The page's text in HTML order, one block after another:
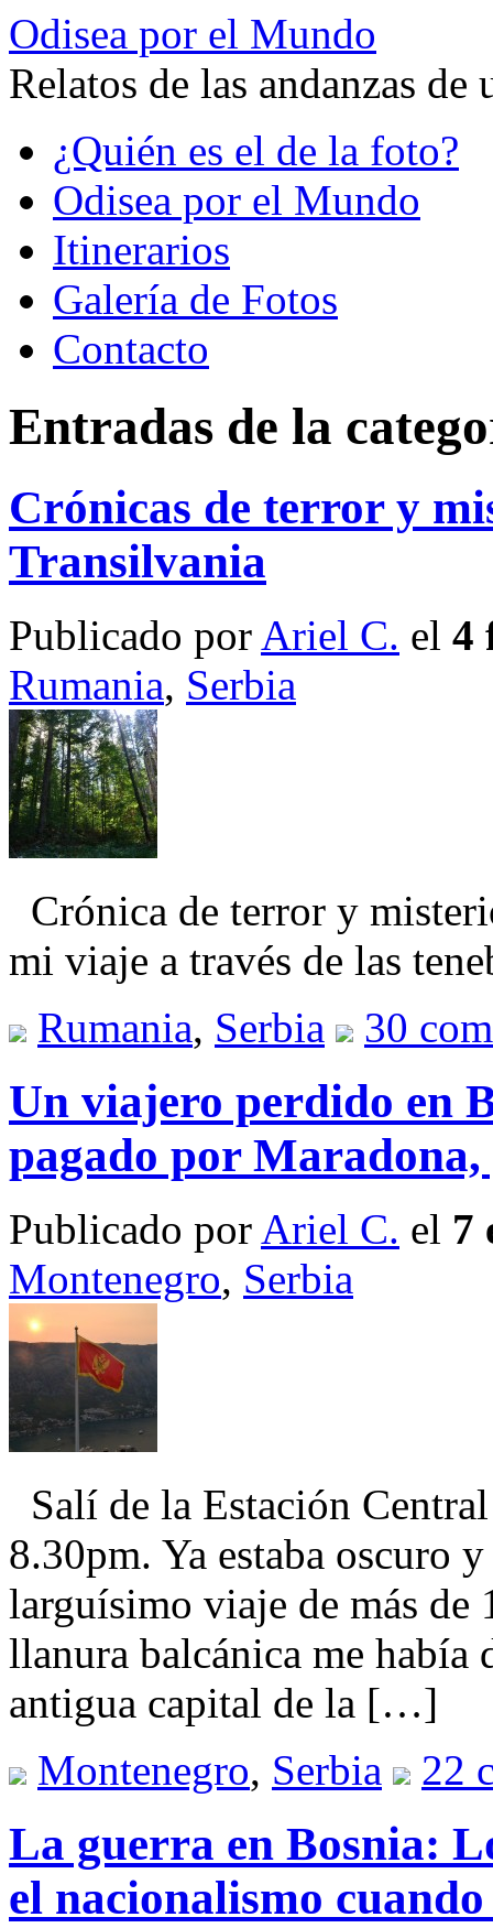
Odisea por el Mundo
Relatos de las andanzas
contenido¿Quién es el de la foto?
Odisea por el Mundo
Itinerarios
Galería de Fotos
Contacto
Entradas de la
Crónicas de terror y
Transilvania
Publicado por Ariel C. el 4
Rumania, Serbia
Crónica de terror y
mi viaje a través de las
Rumania, Serbia 30
Un viajero perdido en
pagado por
Publicado por Ariel C. el 7
Montenegro, Serbia
Salí de la Estación
8.30pm. Ya estaba oscuro
larguísimo viaje de más de
llanura balcánica me había
antigua capital de la […]
Montenegro, Serbia 22
La guerra en Bosnia:
el nacionalismo